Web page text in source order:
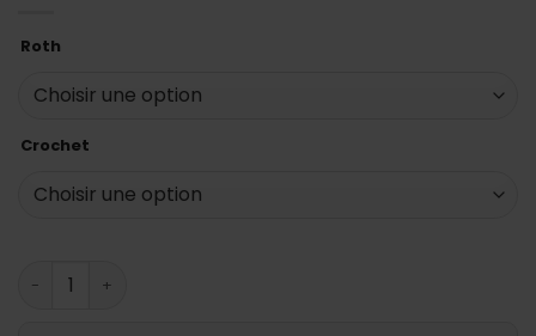
Roth
Crochet
quantité de Bracket metal mustang